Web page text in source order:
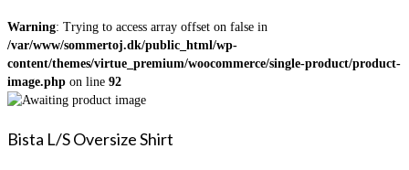
Warning: Trying to access array offset on false in
/var/www/sommertoj.dk/public_html/wp-
content/themes/virtue_premium/woocommerce/single-product/product-
image.php on line 92
Bista L/S Oversize Shirt